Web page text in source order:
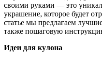
своими руками — это
украшение, которое будет
статье мы предлагаем
также пошаговую
Идеи для кулона